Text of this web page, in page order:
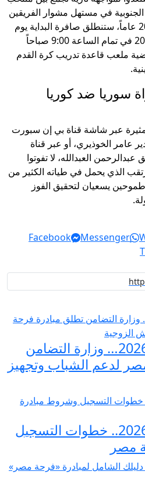
في مستهل مشوار الفريقين
في كأس آسيا للشباب تحت 20 عاماً، ستنطلق صافرة البداية يوم
الجمعة الموافق 14 فبراير 2025 في تمام الساعة 9:00 صباحاً
ملعب قاعدة تدريب كرة القدم
سوريا ضد كوريا
عبر شاشة قناة بي إن سبورت
عامر الخوذيري، أو عبر قناة
عبدالرحمن العبدالله، لا تفوتوا
الذي يحمل في طياته الكثير من
طموحين يسعيان لتحقيق الفوز
Facebook
Messenger
منصة تيسير الزواج 2026… وزارة التضامن
لدعم الشباب وتجهيز
منصة تيسير الزواج 2026.. خطوات التسجيل
مصر